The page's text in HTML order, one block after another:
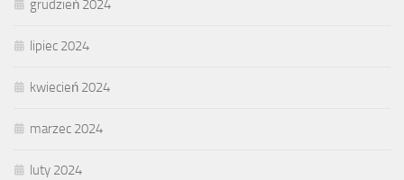
grudzień 2024
lipiec 2024
kwiecień 2024
marzec 2024
luty 2024